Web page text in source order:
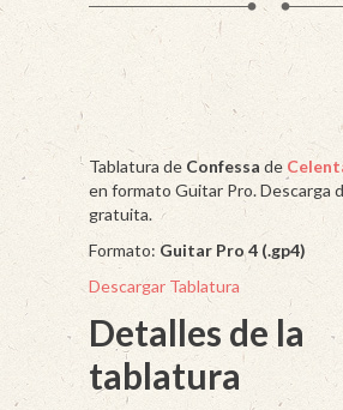
Tablatura de Confessa de
en formato Guitar Pro. Descarga
gratuita.
Formato: Guitar Pro 4 (.gp4)
Descargar Tablatura
Detalles de la
tablatura